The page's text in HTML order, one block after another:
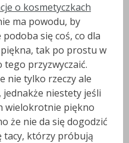
o kosmetyczkach
ma powodu, by
się coś, co dla
tak po prostu w
tego przyzwyczaić.
nie tylko rzeczy ale
jednakże niestety jeśli
wielokrotnie piękno
że nie da się dogodzić
tacy, którzy próbują